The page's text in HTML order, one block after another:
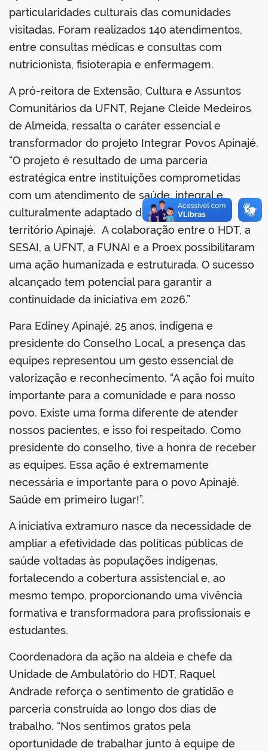
particularidades culturais das comunidades
visitadas. Foram realizados 140 atendimentos,
entre consultas médicas e consultas com
nutricionista, fisioterapia e enfermagem.
A pró-reitora de Extensão, Cultura e Assuntos
Comunitários da UFNT, Rejane Cleide Medeiros
de Almeida, ressalta o caráter essencial e
transformador do projeto Integrar Povos Apinajé.
“O projeto é resultado de uma parceria
estratégica entre instituições comprometidas
com um atendimento de saúde, integral e
culturalmente adaptado diretamente no
território Apinajé. A colaboração entre o HDT, a
SESAI, a UFNT, a FUNAI e a Proex possibilitaram
uma ação humanizada e estruturada. O sucesso
alcançado tem potencial para garantir a
continuidade da iniciativa em 2026.”
Para Ediney Apinajé, 25 anos, indígena e
presidente do Conselho Local, a presença das
equipes representou um gesto essencial de
valorização e reconhecimento. “A ação foi muito
importante para a comunidade e para nosso
povo. Existe uma forma diferente de atender
nossos pacientes, e isso foi respeitado. Como
presidente do conselho, tive a honra de receber
as equipes. Essa ação é extremamente
necessária e importante para o povo Apinajé.
Saúde em primeiro lugar!”.
A iniciativa extramuro nasce da necessidade de
ampliar a efetividade das políticas públicas de
saúde voltadas às populações indígenas,
fortalecendo a cobertura assistencial e, ao
mesmo tempo, proporcionando uma vivência
formativa e transformadora para profissionais e
estudantes.
Coordenadora da ação na aldeia e chefe da
Unidade de Ambulatório do HDT, Raquel
Andrade reforça o sentimento de gratidão e
parceria construída ao longo dos dias de
trabalho. “Nos sentimos gratos pela
oportunidade de trabalhar junto à equipe de